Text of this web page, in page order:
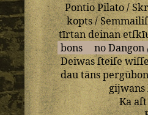
PontioPilato/
kopts/
tīrtan deinan
bons
noDangon
Deiwasſteiſe
dautāns
gijwans
Ka aſt